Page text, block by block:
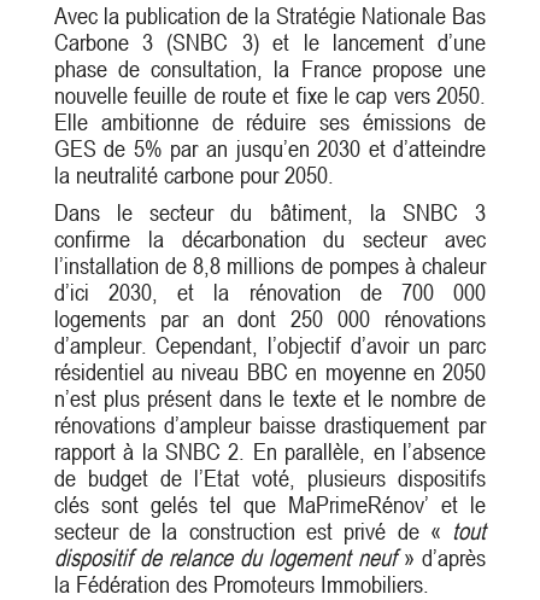
Avec la publication de la Stratégie Nationale Bas
Carbone 3 (SNBC 3) et le lancement d’une
phase de consultation, la France propose une
nouvelle feuille de route et fixe le cap vers 2050.
Elle ambitionne de réduire ses émissions de
GES de 5% par an jusqu’en 2030 et d’atteindre
la neutralité carbone pour 2050.
Dans le secteur du bâtiment, la SNBC 3
confirme la décarbonation du secteur avec
l’installation de 8,8 millions de pompes à chaleur
d’ici 2030, et la rénovation de 700 000
logements par an dont 250 000 rénovations
d’ampleur. Cependant, l’objectif d’avoir un parc
résidentiel au niveau BBC en moyenne en 2050
n’est plus présent dans le texte et le nombre de
rénovations d’ampleur baisse drastiquement par
rapport à la SNBC 2. En parallèle, en l’absence
de budget de l’Etat voté, plusieurs dispositifs
clés sont gelés tel que MaPrimeRénov’ et le
secteur de la construction est privé de « tout
dispositif de relance du logement neuf» d’après
la Fédération des Promoteurs Immobiliers.